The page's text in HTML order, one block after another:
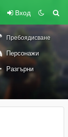
Вход
Пребоядисване
Персонажи
Разгърни